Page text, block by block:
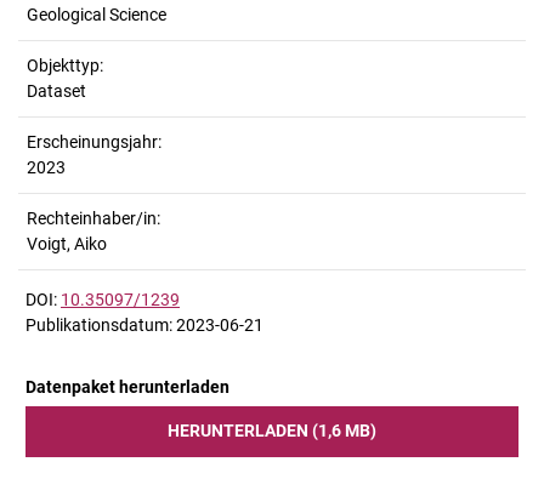
Geological Science
Objekttyp:
Dataset
Erscheinungsjahr:
2023
Rechteinhaber/in:
Voigt, Aiko
DOI: 10.35097/1239
Publikationsdatum: 2023-06-21
Datenpaket herunterladen
HERUNTERLADEN (1,6 MB)